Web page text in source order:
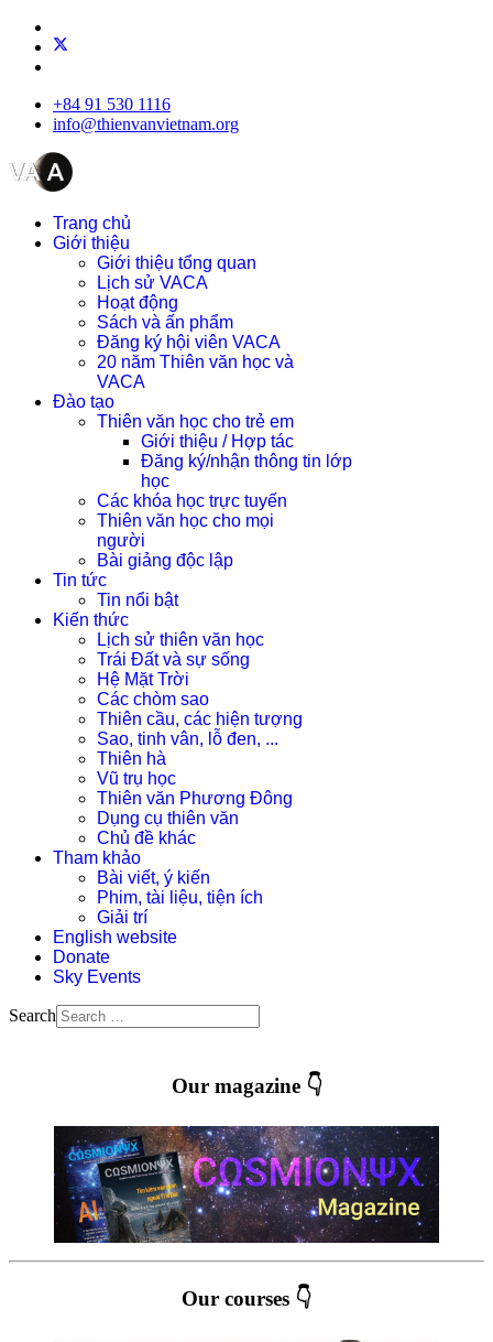
+84 91 530 1116
info@thienvanvietnam.org
Trang chủ
Giới thiệu
Giới thiệu tổng quan
Lịch sử VACA
Hoạt động
Sách và ấn phẩm
Đăng ký hội viên VACA
20 năm Thiên văn học và
VACA
Đào tạo
Thiên văn học cho trẻ em
Giới thiệu / Hợp tác
Đăng ký/nhận thông tin lớp
học
Các khóa học trực tuyến
Thiên văn học cho mọi
người
Bài giảng độc lập
Tin tức
Tin nổi bật
Kiến thức
Lịch sử thiên văn học
Trái Đất và sự sống
Hệ Mặt Trời
Các chòm sao
Thiên cầu, các hiện tượng
Sao, tinh vân, lỗ đen, ...
Thiên hà
Vũ trụ học
Thiên văn Phương Đông
Dụng cụ thiên văn
Chủ đề khác
Tham khảo
Bài viết, ý kiến
Phim, tài liệu, tiện ích
Giải trí
English website
Donate
Sky Events
Search
Our magazine 👇
Our courses 👇